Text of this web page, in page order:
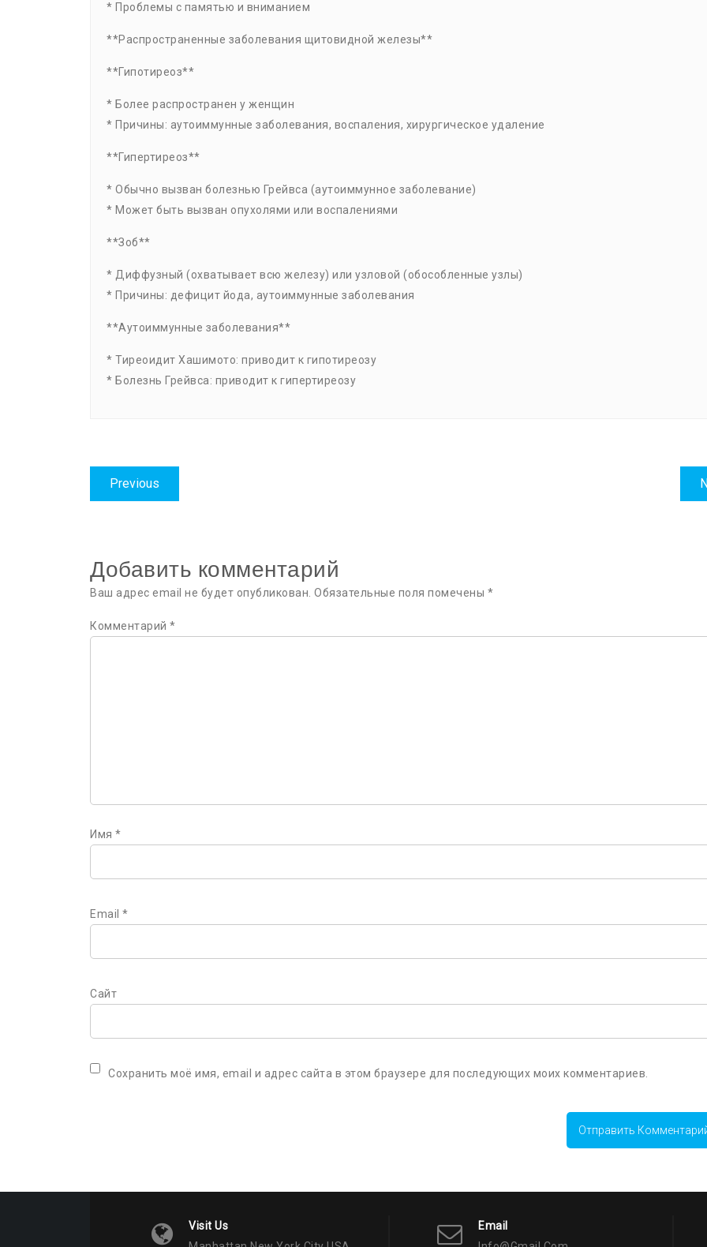
* Проблемы с памятью и вниманием
**Распространенные заболевания щитовидной железы**
**Гипотиреоз**
* Более распространен у женщин
* Причины: аутоиммунные заболевания, воспаления, хирургическое удаление
**Гипертиреоз**
* Обычно вызван болезнью Грейвса (аутоиммунное заболевание)
* Может быть вызван опухолями или воспалениями
**Зоб**
* Диффузный (охватывает всю железу) или узловой (обособленные узлы)
* Причины: дефицит йода, аутоиммунные заболевания
**Аутоиммунные заболевания**
* Тиреоидит Хашимото: приводит к гипотиреозу
* Болезнь Грейвса: приводит к гипертиреозу
Навигация
по
Previous
post:
Добавить комментарий
Ваш адрес email не будет опубликован. Обязательные поля помечены *
Комментарий *
Имя *
Email *
Сайт
Сохранить моё имя, email и адрес сайта в этом браузере для последующих моих комментариев.
Visit Us
Email